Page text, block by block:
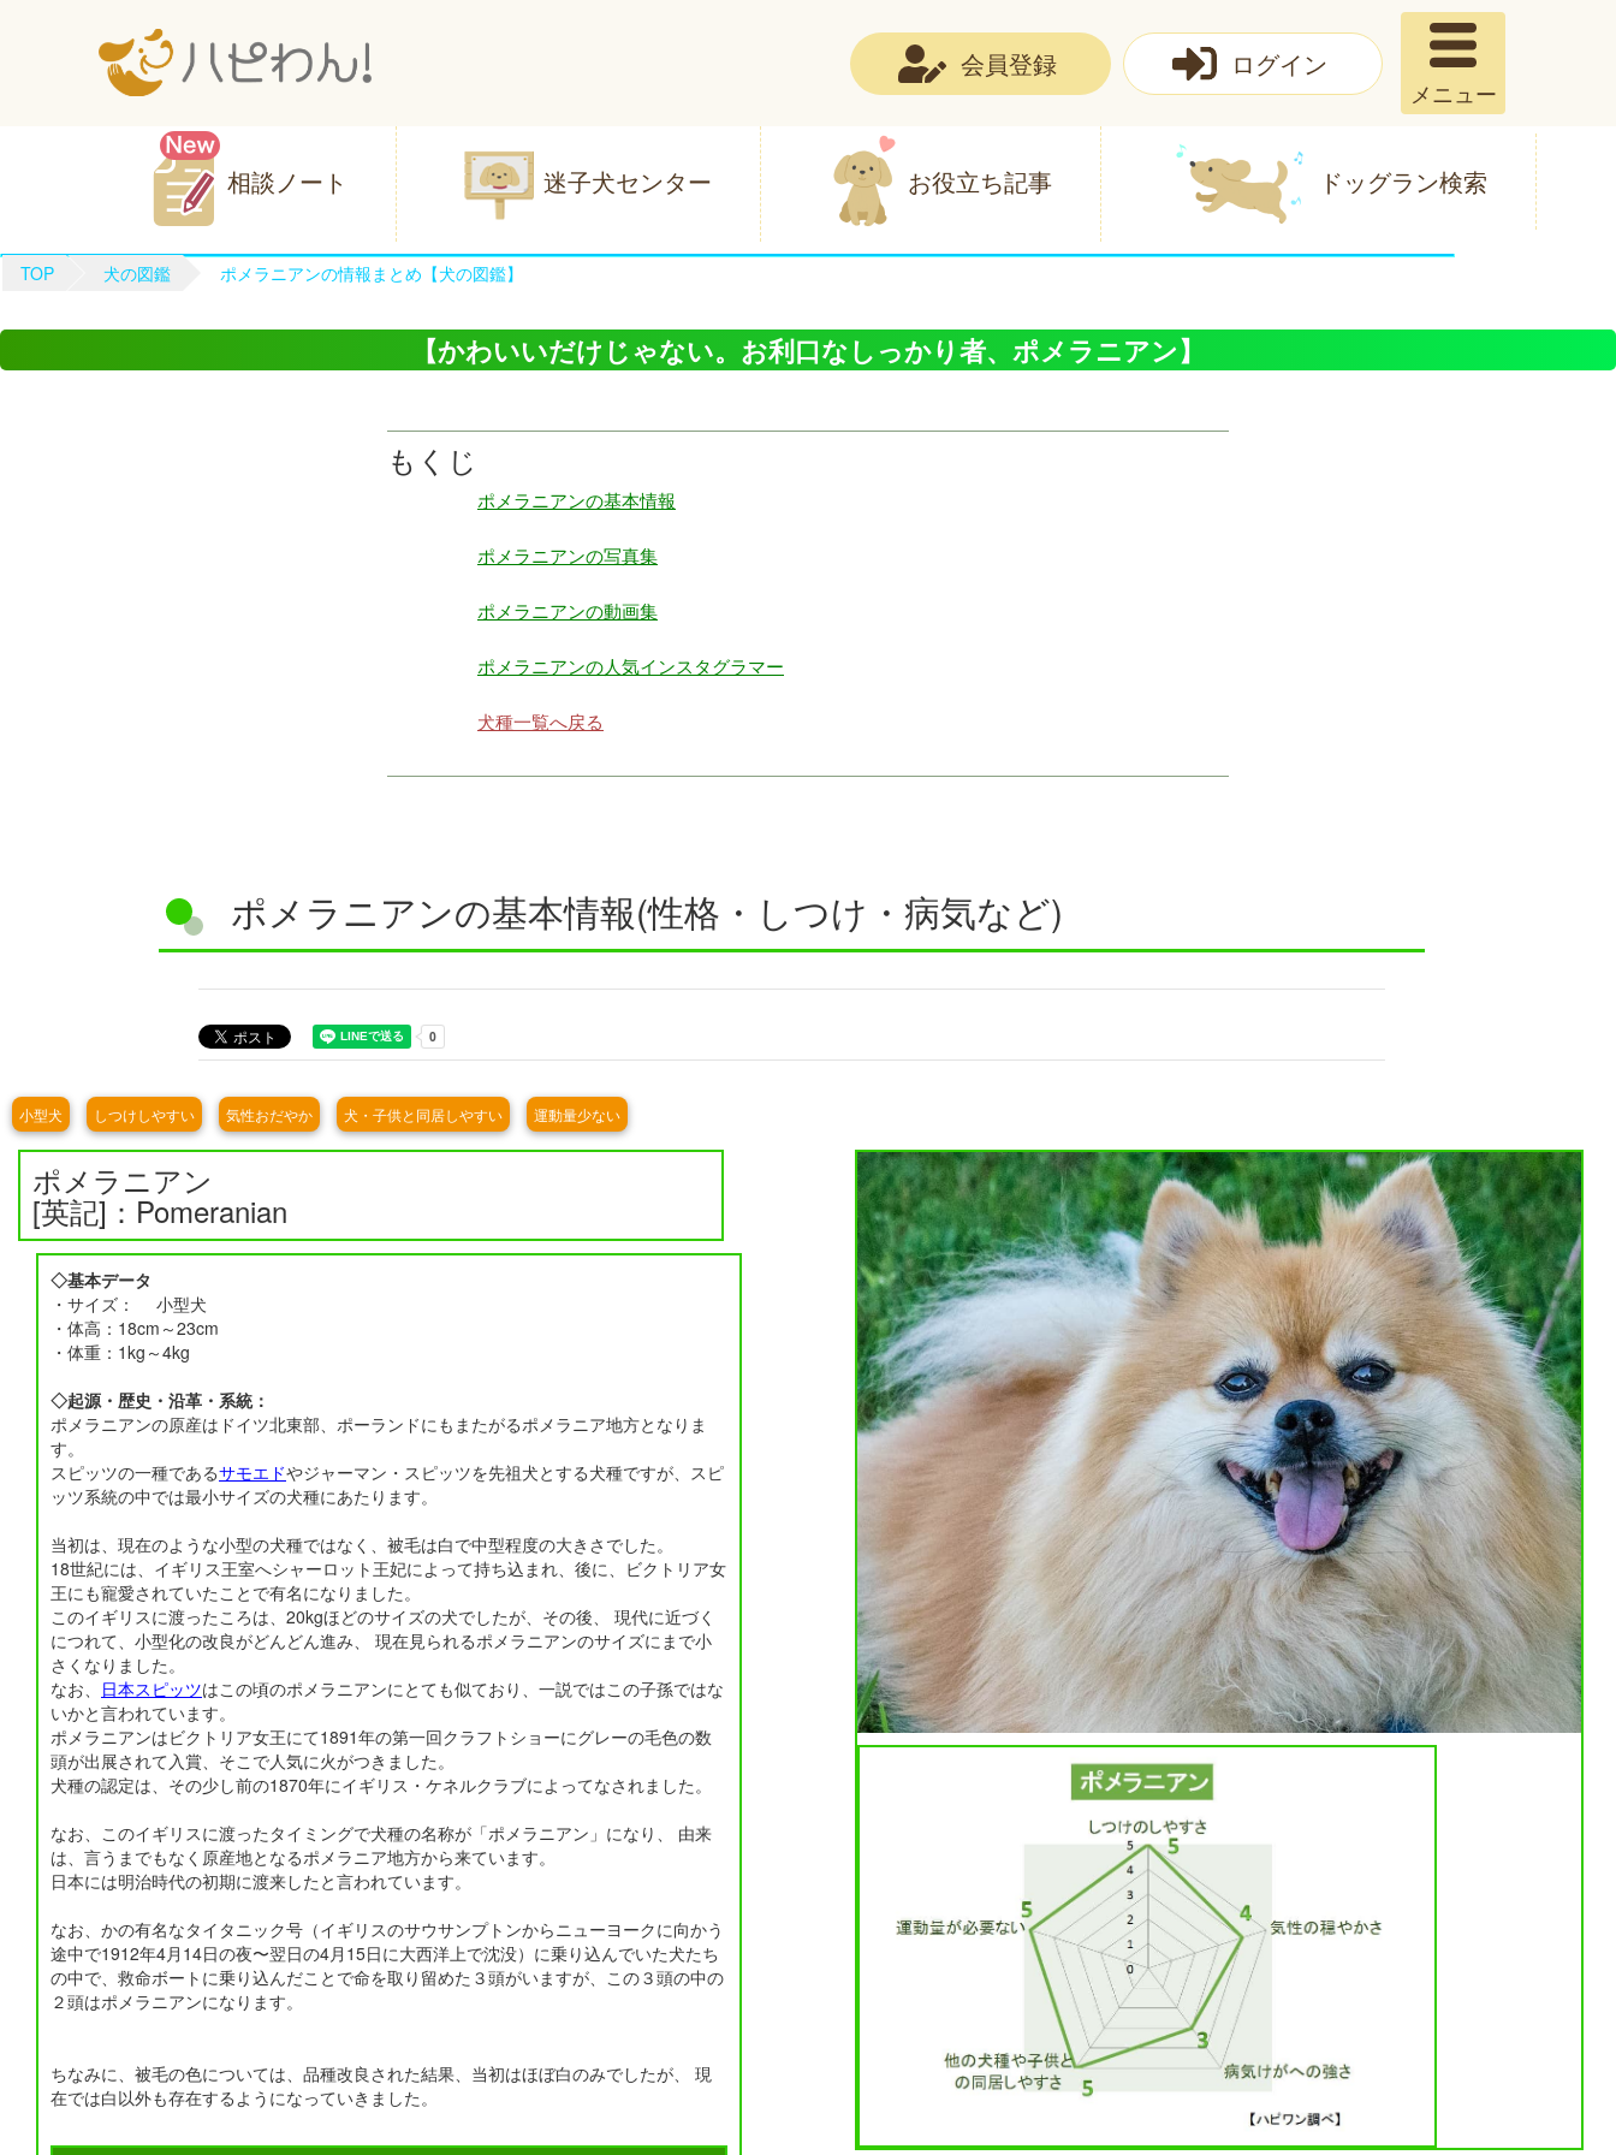
会員登録 ログイン
メニュー
相談ノート 迷子犬センター お役立ち記事 ドッグラン検索
TOP 犬の図鑑 ポメラニアンの情報まとめ【犬の図鑑】
【かわいいだけじゃない。お利口なしっかり者、ポメラニアン】
もくじ
ポメラニアンの基本情報
ポメラニアンの写真集
ポメラニアンの動画集
ポメラニアンの人気インスタグラマー
犬種一覧へ戻る
ポメラニアンの基本情報(性格・しつけ・病気など)
小型犬 しつけしやすい 気性おだやか 犬・子供と同居しやすい 運動量少ない
ポメラニアン
[英記]：Pomeranian
◇基本データ
・サイズ： 小型犬
・体高：18cm～23cm
・体重：1kg～4kg
◇起源・歴史・沿革・系統：
ポメラニアンの原産はドイツ北東部、ポーランドにもまたがるポメラニア地方となりま
す。
スピッツの一種であるサモエドやジャーマン・スピッツを先祖犬とする犬種ですが、スピ
ッツ系統の中では最小サイズの犬種にあたります。
当初は、現在のような小型の犬種ではなく、被毛は白で中型程度の大きさでした。
18世紀には、イギリス王室へシャーロット王妃によって持ち込まれ、後に、ビクトリア女
王にも寵愛されていたことで有名になりました。
このイギリスに渡ったころは、20kgほどのサイズの犬でしたが、その後、 現代に近づく
につれて、小型化の改良がどんどん進み、 現在見られるポメラニアンのサイズにまで小
さくなりました。
なお、 日本スピッツはこの頃のポメラニアンにとても似ており、一説ではこの子孫ではな
いかと言われています。
ポメラニアンはビクトリア女王にて1891年の第一回クラフトショーにグレーの毛色の数
頭が出展されて入賞、そこで人気に火がつきました。
犬種の認定は、その少し前の1870年にイギリス・ケネルクラブによってなされました。
なお、このイギリスに渡ったタイミングで犬種の名称が「ポメラニアン」になり、 由来
は、言うまでもなく原産地となるポメラニア地方から来ています。
日本には明治時代の初期に渡来したと言われています。
なお、かの有名なタイタニック号（イギリスのサウサンプトンからニューヨークに向かう
途中で1912年4月14日の夜〜翌日の4月15日に大西洋上で沈没）に乗り込んでいた犬たち
の中で、救命ボートに乗り込んだことで命を取り留めた３頭がいますが、この３頭の中の
２頭はポメラニアンになります。
ちなみに、被毛の色については、品種改良された結果、当初はほぼ白のみでしたが、 現
在では白以外も存在するようになっていきました。